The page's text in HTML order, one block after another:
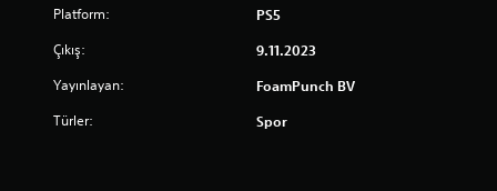
Platform: PS5
Çıkış: 9.11.2023
Yayınlayan: FoamPunch BV
Türler: Spor